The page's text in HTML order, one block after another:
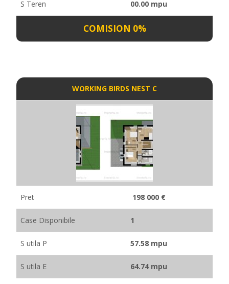
S Teren 00.00 mpu
COMISION 0%
WORKING BIRDS NEST C
Pret 198 000 €
Case Disponibile 1
S utila P 57.58 mpu
S utila E 64.74 mpu